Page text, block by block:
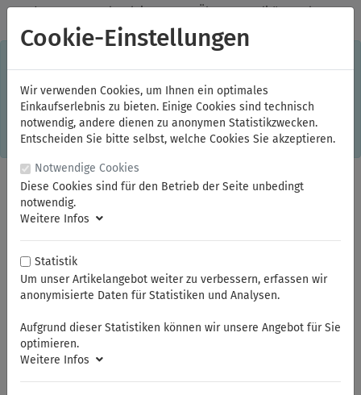
✓Jeden Monat starke Aktionen ✓Über 20 Qualitätsmarken ✓
Kostenlose Lieferung im Inland ab 150,00 Euro Bruttowarenwert
Einkaufserlebnis. Dabei werden beispielsweise die Session-
Informationen oder die Spracheinstellung auf Ihrem Rechner
gespeichert. Ohne Cookies ist der Funktionsumfang des
Online-Shops eingeschränkt. Sind Sie damit nicht
einverstanden, klicken Sie bitte hier.
Sommerferien
Cookie-Einstellungen
Wir verwenden Cookies, um Ihnen ein optimales
Einkaufserlebnis zu bieten. Einige Cookies sind technisch
notwendig, andere dienen zu anonymen Statistikzwecken.
Entscheiden Sie bitte selbst, welche Cookies Sie akzeptieren.
Notwendige Cookies
Diese Cookies sind für den Betrieb der Seite unbedingt
notwendig.
Weitere Infos
Statistik
Um unser Artikelangebot weiter zu verbessern, erfassen wir
anonymisierte Daten für Statistiken und Analysen.
Aufgrund dieser Statistiken können wir unsere Angebot für Sie
optimieren.
Weitere Infos